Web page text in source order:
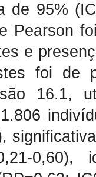
de 95%
Pearson
e
foi de
16.1,
0,60),